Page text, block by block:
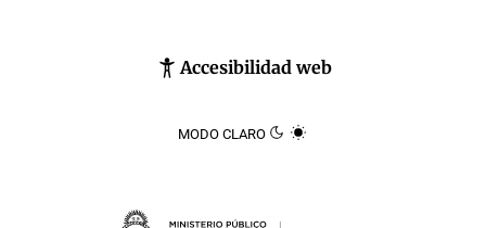
Accesibilidad web
MODO CLARO